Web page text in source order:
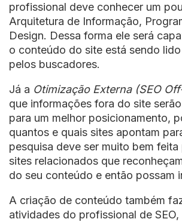
profissional deve conhecer um
Arquitetura de Informação,
Design. Dessa forma ele será
o conteúdo do site está sendo
pelos buscadores.
Já a Otimização Externa (SEO
que informações fora do site
para um melhor posicionamento,
quantos e quais sites apontam
pesquisa deve ser muito bem
sites relacionados que
do seu conteúdo e então possam
A criação de conteúdo também
atividades do profissional de